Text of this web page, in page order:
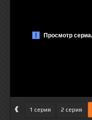
‹ 1 серия 2 серия